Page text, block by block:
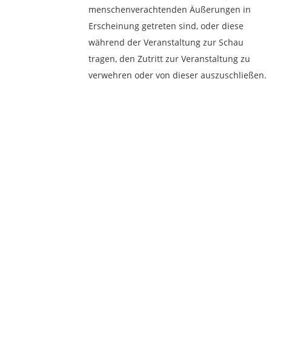
menschenverachtenden Äußerungen in
Erscheinung getreten sind, oder diese
während der Veranstaltung zur Schau
tragen, den Zutritt zur Veranstaltung zu
verwehren oder von dieser auszuschließen.